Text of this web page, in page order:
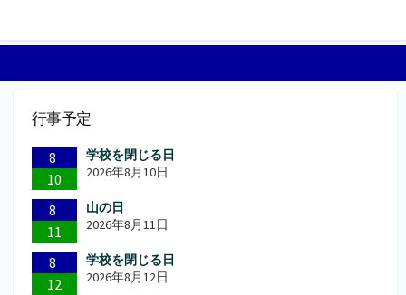
行事予定
8
10
学校を閉じる日
2026年8月10日
8
11
山の日
2026年8月11日
8
12
学校を閉じる日
2026年8月12日